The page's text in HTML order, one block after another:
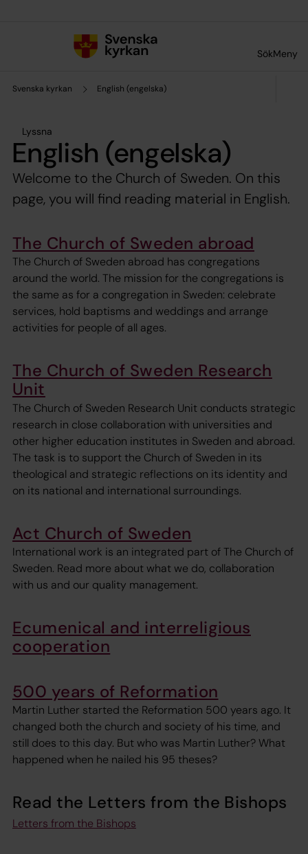
SökMeny
Svenska kyrkan English (engelska)
Lyssna
English (engelska)
Welcome to the Church of Sweden. On this
page, you will find reading material in English.
The Church of Sweden abroad
The Church of Sweden abroad has congregations
around the world. The mission for the congregations is
the same as for a congregation in Sweden: celebrate
services, hold baptisms and weddings and arrange
activities for people of all ages.
The Church of Sweden Research
Unit
The Church of Sweden Research Unit conducts strategic
research in close collaboration with universities and
other higher education institutes in Sweden and abroad.
The task is to support the Church of Sweden in its
theological and strategic reflections on its identity and
on its national and international surroundings.
Act Church of Sweden
International work is an integrated part of The Church of
Sweden. Read more about what we do, collaboration
with us and our quality management.
Ecumenical and interreligious
cooperation
500 years of Reformation
Martin Luther started the Reformation 500 years ago. It
changed both the church and society of his time, and
still does to this day. But who was Martin Luther? What
happened when he nailed his 95 theses?
Read the Letters from the Bishops
Letters from the Bishops